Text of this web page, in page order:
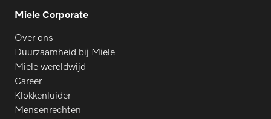
Miele Corporate
Over ons
Duurzaamheid bij Miele
Miele wereldwijd
Career
Klokkenluider
Mensenrechten